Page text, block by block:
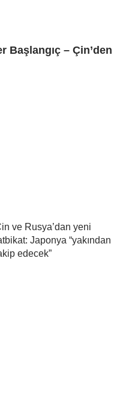
Başlangıç – Çin’den
ve Rusya’dan yeni
Japonya “yakından
edecek”